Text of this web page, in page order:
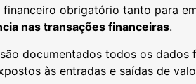
financeiro obrigatório tanto para
nas transações financeiras.
documentados todos os dados
às entradas e saídas de